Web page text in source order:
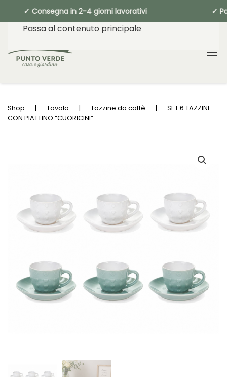
✓ Consegna in 2-4 giorni lavorativi ✓
Passa al contenuto principale
Shop Tavola Tazzine da caffè
SET 6 TAZZINE
CON PIATTINO “CUORICINI”